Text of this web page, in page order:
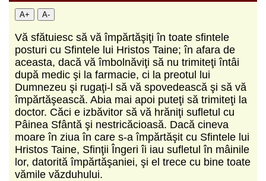
A+ A-
Vă sfătuiesc să vă împărtăşiţi în toate sfintele
posturi cu Sfintele lui Hristos Taine; în afara de
aceasta, dacă vă îmbolnăviţi să nu trimiteţi întâi
după medic şi la farmacie, ci la preotul lui
Dumnezeu şi rugaţi-l să vă spovedească şi să vă
împărtăşească. Abia mai apoi puteţi să trimiteţi la
doctor. Căci e izbăvitor să vă hrăniţi sufletul cu
Pâinea Sfântă şi nestricăcioasă. Dacă cineva
moare în ziua în care s-a împărtăşit cu Sfintele lui
Hristos Taine, Sfinţii Îngeri îi iau sufletul în mâinile
lor, datorită împărtăşaniei, şi el trece cu bine toate
vămile văzduhului.